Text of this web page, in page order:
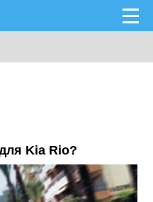
Kia Rio?